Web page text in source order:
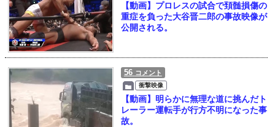
【動画】プロレスの試合で頚髄損傷の
重症を負った大谷晋二郎の事故映像が
公開される。
56 コメント
衝撃映像
【動画】明らかに無理な道に挑んだト
レーラー運転手が行方不明になった事
故。